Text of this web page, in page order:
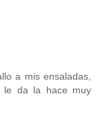
a mis ensaladas,
le da la hace muy